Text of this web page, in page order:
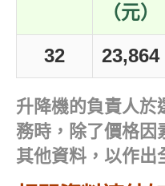
（元）
32 23,864
升降機的負責人於
務時，除了價格因
其他資料，以作出